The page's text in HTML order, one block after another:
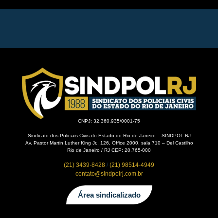
CNPJ: 32.360.935/0001-75
Sindicato dos Policiais Civis do Estado do Rio de Janeiro – SINDPOL RJ
Av. Pastor Martin Luther King Jr., 126, Office 2000, sala 710 – Del Castilho
Rio de Janeiro / RJ CEP: 20.765-000
(21) 3439-8428 / (21) 98514-4949
contato@sindpolrj.com.br
Área sindicalizado